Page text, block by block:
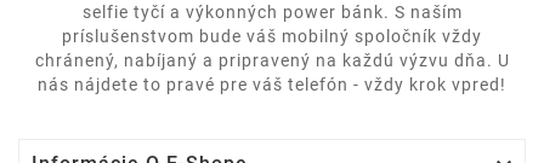
selfie tyčí a výkonných power bánk. S naším
príslušenstvom bude váš mobilný spoločník vždy
chránený, nabíjaný a pripravený na každú výzvu dňa. U
nás nájdete to pravé pre váš telefón - vždy krok vpred!